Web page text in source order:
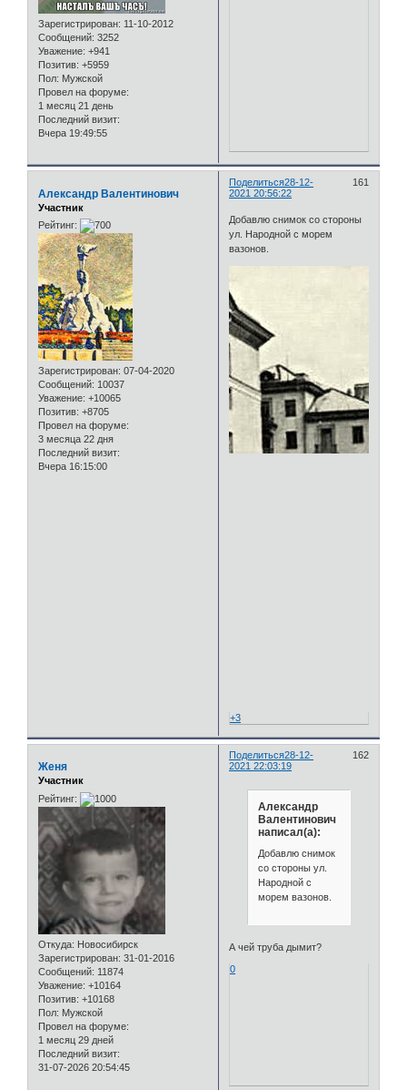
Зарегистрирован: 11-10-2012
Сообщений: 3252
Уважение: +941
Позитив: +5959
Пол: Мужской
Провел на форуме:
1 месяц 21 день
Последний визит:
Вчера 19:49:55
Поделиться 161
28-12-
2021 20:56:22
Александр Валентинович
Участник
Рейтинг:
Зарегистрирован: 07-04-2020
Сообщений: 10037
Уважение: +10065
Позитив: +8705
Провел на форуме:
3 месяца 22 дня
Последний визит:
Вчера 16:15:00
Добавлю снимок со стороны
ул. Народной с морем
вазонов.
+3
Поделиться 162
28-12-
2021 22:03:19
Женя
Участник
Рейтинг:
Откуда: Новосибирск
Зарегистрирован: 31-01-2016
Сообщений: 11874
Уважение: +10164
Позитив: +10168
Пол: Мужской
Провел на форуме:
1 месяц 29 дней
Последний визит:
31-07-2026 20:54:45
Александр
Валентинович
написал(а):
Добавлю снимок
со стороны ул.
Народной с
морем вазонов.
А чей труба дымит?
0